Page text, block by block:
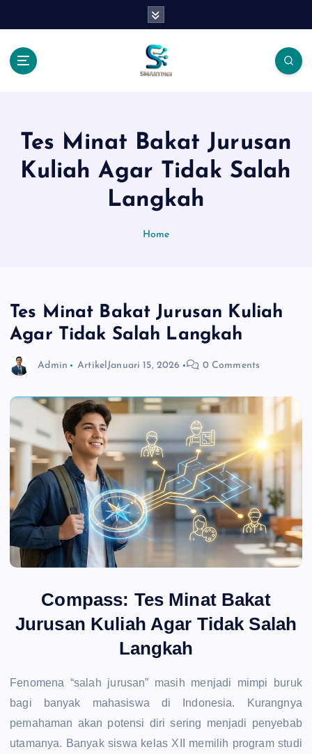
Tes Minat Bakat Jurusan
Kuliah Agar Tidak Salah
Langkah
Home
Tes Minat Bakat Jurusan Kuliah
Agar Tidak Salah Langkah
Admin Artikel Januari 15, 2026 0 Comments
Compass: Tes Minat Bakat
Jurusan Kuliah Agar Tidak Salah
Langkah
Fenomena “salah jurusan” masih menjadi mimpi buruk
bagi banyak mahasiswa di Indonesia. Kurangnya
pemahaman akan potensi diri sering menjadi penyebab
utamanya. Banyak siswa kelas XII memilih program studi